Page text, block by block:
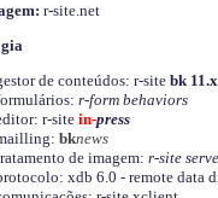
r-site.net
de conteúdos: r-sitebk 11.x
r-form behaviors
r-site in-press
bknews
de imagem: r-site
xdb 6.0 - remote data